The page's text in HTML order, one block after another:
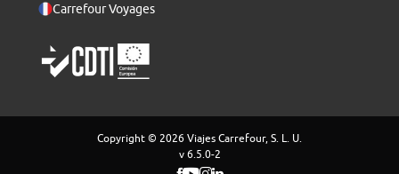
Carrefour Voyages
Copyright © 2026 Viajes Carrefour, S. L. U.
v 6.5.0-2